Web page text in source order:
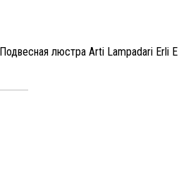
Подвесная люстра Arti Lampadari Erli E